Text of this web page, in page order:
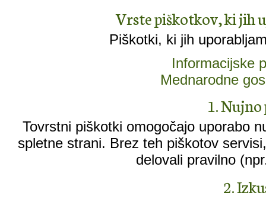
Vrste piškotkov, ki jih
Piškotki, ki jih
Informacijske
Mednarodne
1.
Tovrstni piškotki omogočajo uporabo
spletne strani. Brez teh piškotov
delovali pravilno
2.